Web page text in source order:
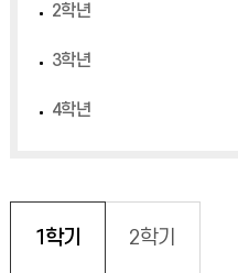
2학년
3학년
4학년
1학기 2학기